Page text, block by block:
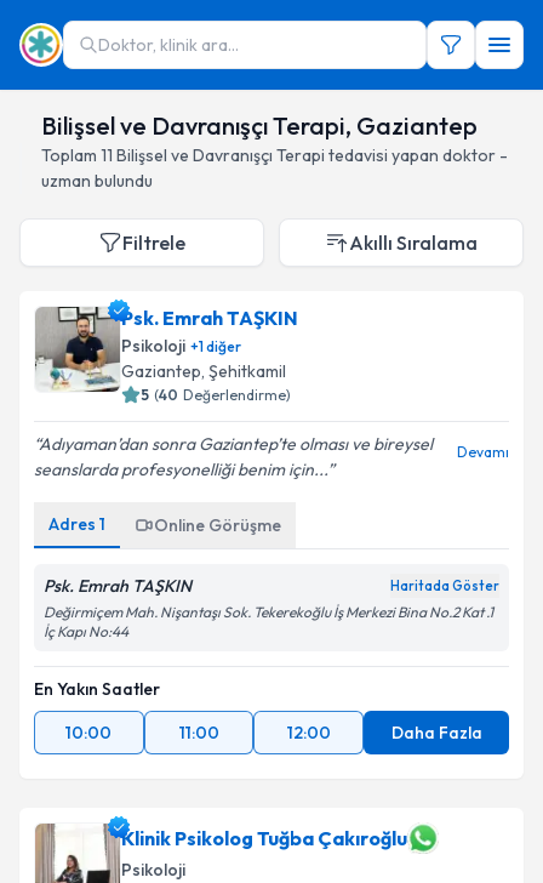
Doktor, klinik ara...
Bilişsel ve Davranışçı Terapi, Gaziantep
Toplam 11 Bilişsel ve Davranışçı Terapi tedavisi yapan doktor -
uzman bulundu
Filtrele Akıllı Sıralama
Psk. Emrah TAŞKIN
Psikoloji +1diğer
Gaziantep, Şehitkamil
5 (40 Değerlendirme)
Adıyaman’dan sonra Gaziantep’te olması ve bireysel
seanslarda profesyonelliği benim için...
Devamı
Adres 1 Online Görüşme
Psk. Emrah TAŞKIN Haritada Göster
Değirmiçem Mah. Nişantaşı Sok. Tekerekoğlu İş Merkezi Bina No.2 Kat .1
İç Kapı No:44
En Yakın Saatler
10:00
11:00 12:00 Daha Fazla
Klinik Psikolog Tuğba Çakıroğlu
Psikoloji